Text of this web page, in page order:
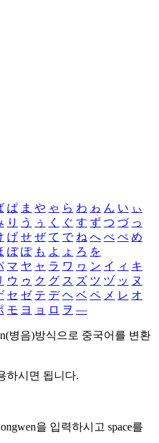
ぱ ま や ゃ ら わ ゎ ん い ぃ
り う ぅ く ぐ す ず つ づ っ
げ せ ぜ て で ね へ べ ぺ め
ぼ ぽ も よ ょ ろ を
マ ヤ ャ ラ ワ ヮ ン イ ィ キ
ウ ゥ ク グ ス ズ ツ ヅ ッ ヌ
セ ゼ テ デ ヘ ベ ペ メ レ オ
モ ヨ ョ ロ ヲ ―
병음)방식으로 중국어를 변환
하시면 됩니다.
을 입력하시고 space를